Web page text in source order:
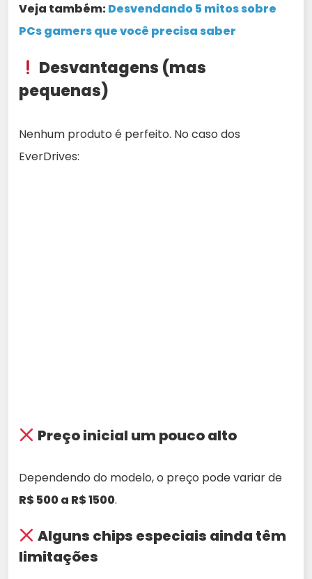
Veja também:Desvendando 5 mitos sobre
PCs gamers que você precisa saber
Desvantagens (mas
pequenas)
Nenhum produto é perfeito. No caso dos
EverDrives:
Preço inicial um pouco alto
Dependendo do modelo, o preço pode variar de
R$ 500 a R$ 1500.
Alguns chips especiais ainda têm
limitações